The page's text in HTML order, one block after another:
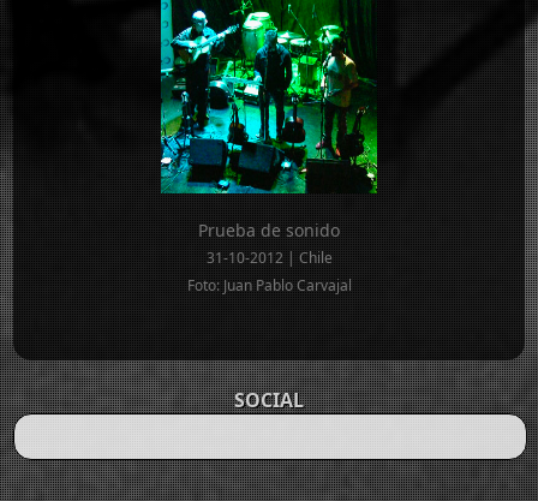
Prueba de sonido
31-10-2012 | Chile
Foto: Juan Pablo Carvajal
SOCIAL